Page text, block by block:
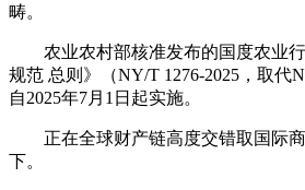
畴。
农业农村部核准发布的国度农业行
规范 总则》（NY/T 1276-2025，取代
自2025年7月1日起实施。
正在全球财产链高度交错取国际商
下。